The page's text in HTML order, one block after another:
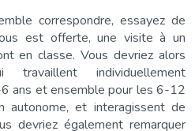
correspondre, essayez de
est offerte, une visite à un
en classe. Vous devriez alors
individuellement
ans et ensemble pour les 6-12
autonome, et interagissent de
devriez également remarquer